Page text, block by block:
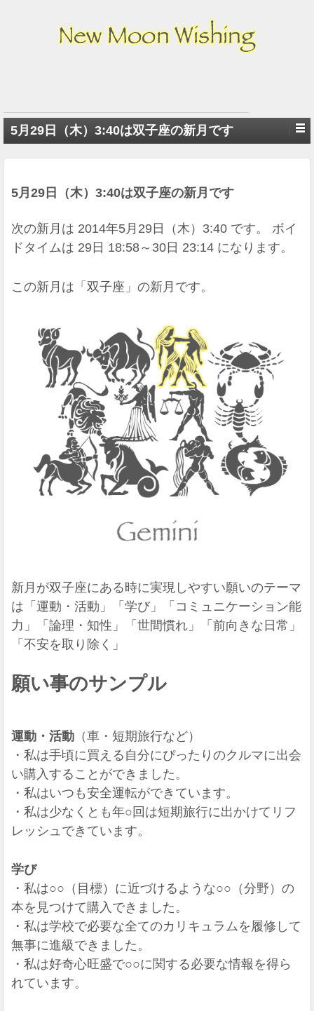
5月29日（木）3:40は双子座の新月です
5月29日（木）3:40は双子座の新月です
次の新月は 2014年5月29日（木）3:40 です。 ボイ
ドタイムは 29日 18:58～30日 23:14 になります。
この新月は「双子座」の新月です。
新月が双子座にある時に実現しやすい願いのテーマ
は「運動・活動」「学び」「コミュニケーション能
力」「論理・知性」「世間慣れ」「前向きな日常」
「不安を取り除く」
願い事のサンプル
運動・活動 （車・短期旅行など）
・私は手頃に買える自分にぴったりのクルマに出会
い購入することができました。
・私はいつも安全運転ができています。
・私は少なくとも年○回は短期旅行に出かけてリフ
レッシュできています。
学び
・私は○○（目標）に近づけるような○○（分野）の
本を見つけて購入できました。
・私は学校で必要な全てのカリキュラムを履修して
無事に進級できました。
・私は好奇心旺盛で○○に関する必要な情報を得ら
れています。